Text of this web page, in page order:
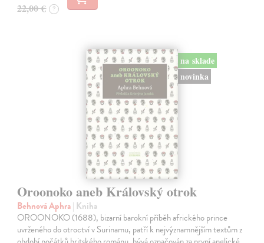
22,00 € ?
na sklade
novinka
Oroonoko aneb Královský otrok
Behnová Aphra| Kniha
OROONOKO (1688), bizarní barokní příběh afrického prince
uvrženého do otroctví v Surinamu, patří k nejvýznamnějším textům z